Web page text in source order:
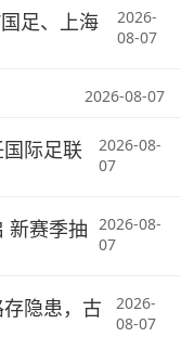
足、上海
2026-
08-07
2026-08-07
际足联
2026-08-
07
新赛季抽
2026-08-
07
隐患，古
2026-
08-07